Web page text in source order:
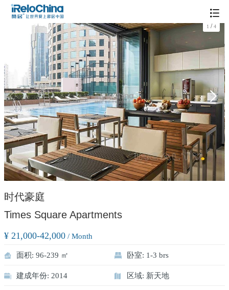
1 /4
时代豪庭
Times Square Apartments
¥ 21,000-42,000 / Month
面积: 96-239 ㎡ 卧室: 1-3 brs
建成年份: 2014 区域: 新天地